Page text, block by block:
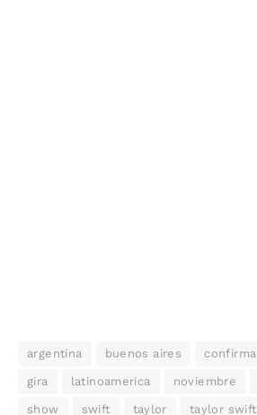
argentina buenos aires confirma
gira latinoamerica noviembre
show swift taylor taylor swift